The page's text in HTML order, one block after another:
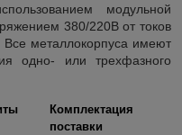
модульной
380/220В от токов
Все металлокорпуса имеют
одно- или трехфазного
Комплектация
поставки